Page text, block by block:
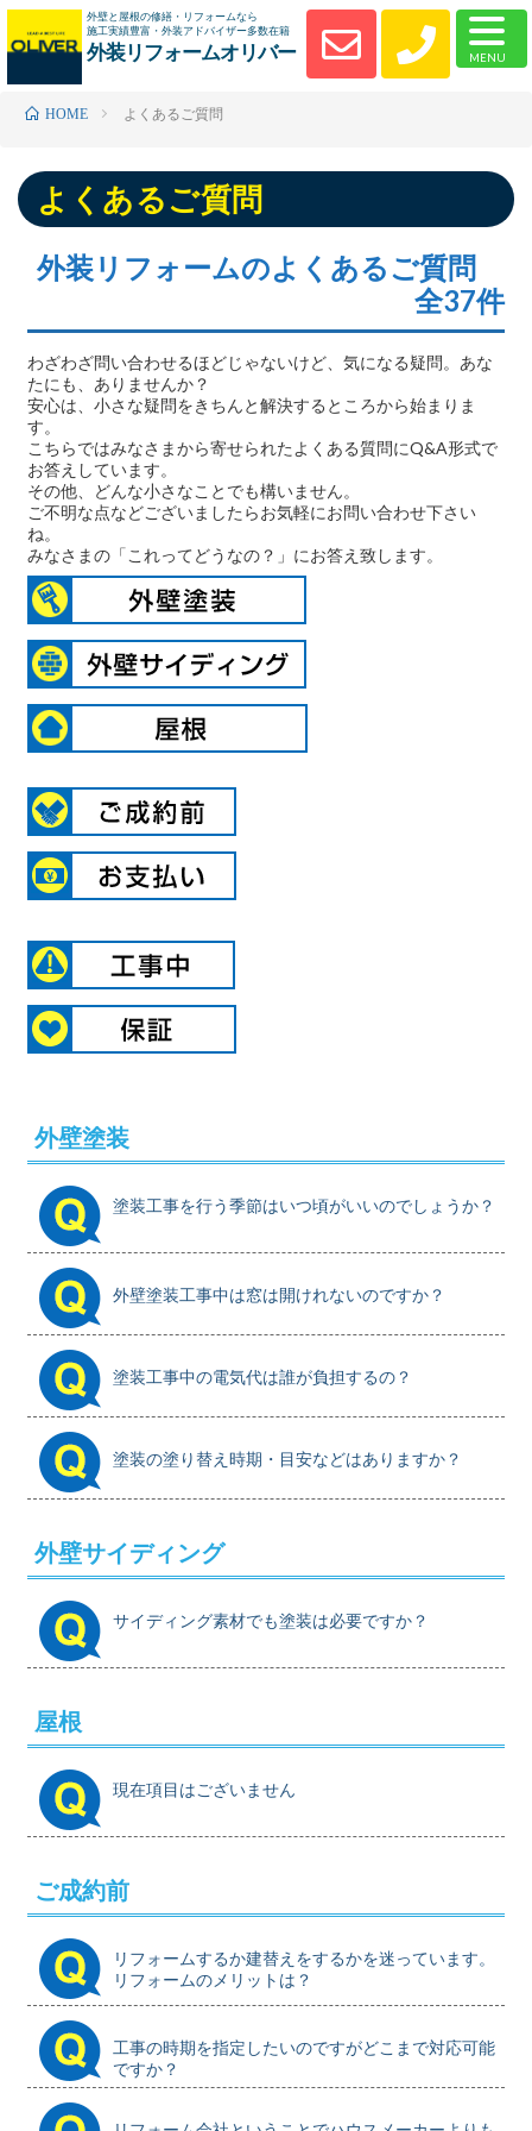
外壁と屋根の修繕・リフォームなら
施工実績豊富・外装アドバイザー多数在籍
外装リフォームオリバー
HOME よくあるご質問
よくあるご質問
外装リフォームのよくあるご質問
全37件
わざわざ問い合わせるほどじゃないけど、気になる疑問。あな
たにも、ありませんか？
安心は、小さな疑問をきちんと解決するところから始まりま
す。
こちらではみなさまから寄せられたよくある質問にQ&A形式で
お答えしています。
その他、どんな小さなことでも構いません。
ご不明な点などございましたらお気軽にお問い合わせ下さい
ね。
みなさまの「これってどうなの？」にお答え致します。
外壁塗装
塗装工事を行う季節はいつ頃がいいのでしょうか？
外壁塗装工事中は窓は開けれないのですか？
塗装工事中の電気代は誰が負担するの？
塗装の塗り替え時期・目安などはありますか？
外壁サイディング
サイディング素材でも塗装は必要ですか？
屋根
現在項目はございません
ご成約前
リフォームするか建替えをするかを迷っています。
リフォームのメリットは？
工事の時期を指定したいのですがどこまで対応可能
ですか？